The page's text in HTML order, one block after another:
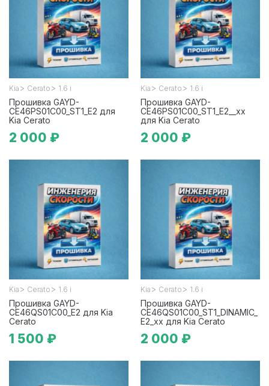
Kia > Cerato > 1.6 i
Прошивка GAYD-
CE46PS01C00_ST1_E2 для
Kia Cerato
2 000 ₽
Kia > Cerato > 1.6 i
Прошивка GAYD-
CE46PS01C00_ST1_E2__xx
для Kia Cerato
2 000 ₽
Kia > Cerato > 1.6 i
Прошивка GAYD-
CE46QS01C00_E2 для Kia
Cerato
1 500 ₽
Kia > Cerato > 1.6 i
Прошивка GAYD-
CE46QS01C00_ST1_DINAMIC_
E2_xx для Kia Cerato
2 000 ₽